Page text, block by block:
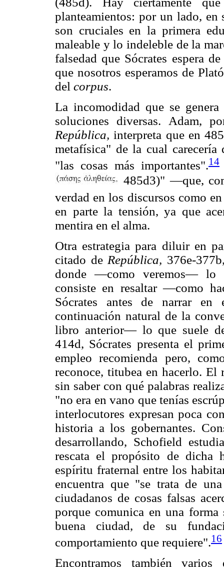
planteamientos: por un lado, en
son cruciales en la primera
maleable y lo indeleble de la
falsedad que Sócrates espera
que nosotros esperamos de
del corpus.
La incomodidad que se
soluciones diversas. Adam,
República, interpreta que en
metafísica" de la cual
"las cosas más importantes".14
485d3)" —que,
verdad en los discursos como
en parte la tensión, ya que
mentira en el alma.
Otra estrategia para diluir en
citado de República, 376e-
donde —como veremos— lo
consiste en resaltar —como
Sócrates antes de narrar
continuación natural de la
libro anterior— lo que suele
414d, Sócrates presenta el
empleo recomienda pero,
reconoce, titubea en hacerlo. El
sin saber con qué palabras
"no era en vano que tenías
interlocutores expresan poca
historia a los gobernantes.
desarrollando, Schofield
rescata el propósito de dicha
espíritu fraternal entre los
encuentra que "se trata de
ciudadanos de cosas falsas
porque comunica en una forma
buena ciudad, de su
comportamiento que requiere".16
Encontramos también varios